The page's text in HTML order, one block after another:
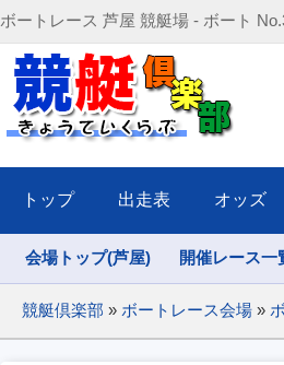
ボートレース 芦屋 競艇場 - ボート
トップ 出走表 オッズ
会場トップ(芦屋) 開催レース一
競艇倶楽部 » ボートレース会場 »